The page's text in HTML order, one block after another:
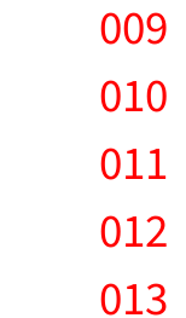
009
010
011
012
013